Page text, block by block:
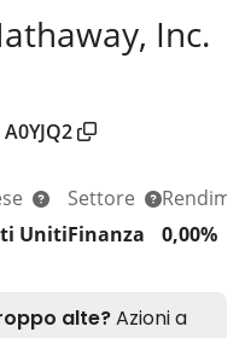
Inc.
A0YJQ2
Uniti
Settore
Finanza
0,00%